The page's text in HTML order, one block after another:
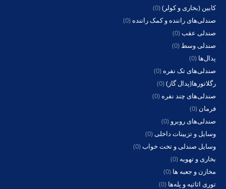
کابین (بخاری و کولر)(0)
صندلی‌های راننده و کمک راننده (0)
صندلی عقب(0)
صندلی وسط (0)
پدال‌ها (0)
صندلی‌های تک نفره (0)
رگلاتورها(پدال گاز)(0)
صندلی‌های چند نفره (0)
فرمان (0)
صندلی‌های روبرو (0)
وسایل و تزیینات داخلی(0)
وسایل صندلی و تخت خواب(0)
بخاری و تهویه (0)
مخازن و جعبه ها (0)
توری اثاثیه و پله‌ها (0)